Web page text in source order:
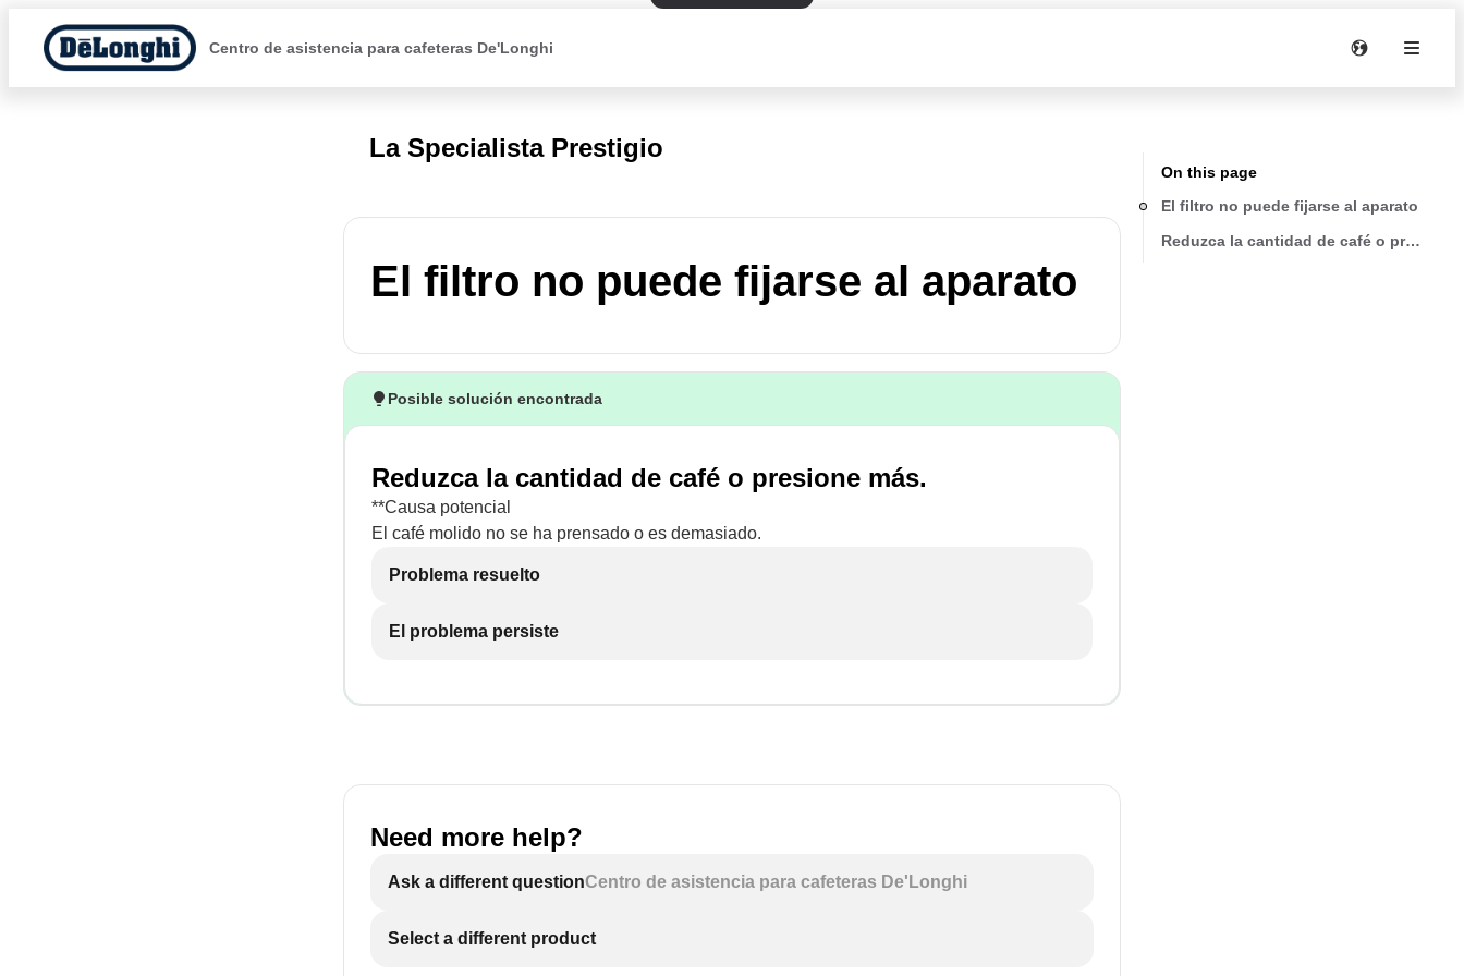
Centro de asistencia para cafeteras De'Longhi
La Specialista Prestigio
El filtro no puede fijarse al aparato
Posible solución encontrada
Reduzca la cantidad de café o presione más.
**Causa potencial
El café molido no se ha prensado o es demasiado.
Problema resuelto
El problema persiste
Need more help?
Ask a different questionCentro de asistencia para cafeteras De'Longhi
Select a different product
On this page
El filtro no puede fijarse al aparato
Reduzca la cantidad de café o presione